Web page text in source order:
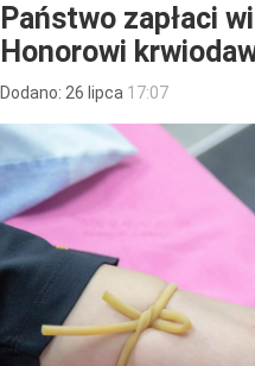
Państwo zapłaci
Honorowi
Dodano: 26 lipca 17:07